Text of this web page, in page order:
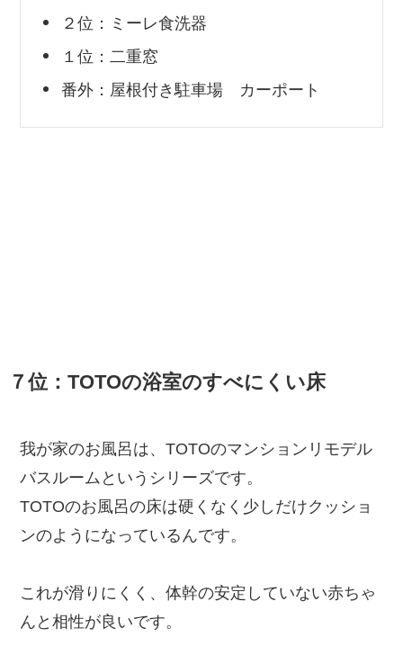
２位：ミーレ食洗器
１位：二重窓
番外：屋根付き駐車場 カーポート
７位：TOTOの浴室のすべにくい床
我が家のお風呂は、TOTOのマンションリモデル
バスルームというシリーズです。
TOTOのお風呂の床は硬くなく少しだけクッショ
ンのようになっているんです。
これが滑りにくく、体幹の安定していない赤ちゃ
んと相性が良いです。